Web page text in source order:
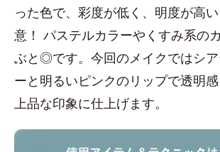
った色で、彩度が低く、明度が高
意！ パステルカラーやくすみ系の
ぶと◎です。今回のメイクではシ
ーと明るいピンクのリップで透明感
上品な印象に仕上げます。